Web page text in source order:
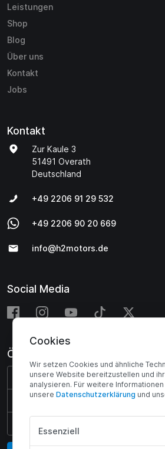
Leistungen
Shop
Blog
Über uns
Kontakt
Jobs
Kontakt
Zur Kaule 3
51491 Overath
Deutschland
+49 2206 91 29 532
+49 2206 90 20 669
info@h2motors.de
Social Media
Öffnungszeiten
Montag - Donnerstag:
Cookies
Wir setzen Cookies und ähnliche
unsere Website bereitzustellen und
analysieren. Für weitere
unsere Daten­schutz­erklärung und
Essenziell